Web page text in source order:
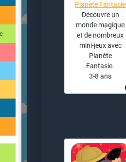
Planète Fantasie
Découvre un
monde magique
et de nombreux
mini-jeux avec
Planète
Fantasie.
3-8 ans